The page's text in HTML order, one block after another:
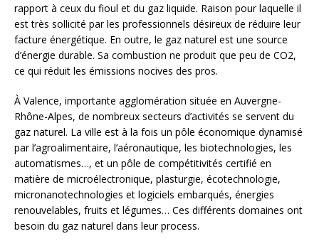
rapport à ceux du fioul et du gaz liquide. Raison pour laquelle il
est très sollicité par les professionnels désireux de réduire leur
facture énergétique. En outre, le gaz naturel est une source
d’énergie durable. Sa combustion ne produit que peu de CO2,
ce qui réduit les émissions nocives des pros.
À Valence, importante agglomération située en Auvergne-
Rhône-Alpes, de nombreux secteurs d’activités se servent du
gaz naturel. La ville est à la fois un pôle économique dynamisé
par l’agroalimentaire, l’aéronautique, les biotechnologies, les
automatismes…, et un pôle de compétitivités certifié en
matière de microélectronique, plasturgie, écotechnologie,
micronanotechnologies et logiciels embarqués, énergies
renouvelables, fruits et légumes… Ces différents domaines ont
besoin du gaz naturel dans leur process.